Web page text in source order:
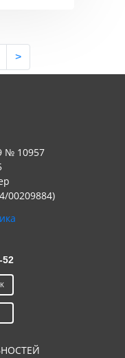
>
№ 10957
00209884)
52